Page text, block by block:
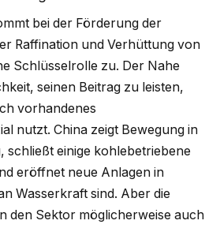
bei der Förderung der
Raffination und Verhüttung von
Schlüsselrolle zu. Der Nahe
seinen Beitrag zu leisten,
vorhandenes
nutzt. China zeigt Bewegung in
schließt einige kohlebetriebene
eröffnet neue Anlagen in
Wasserkraft sind. Aber die
den Sektor möglicherweise auch